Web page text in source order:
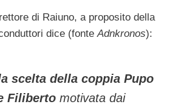
di Raiuno, a proposito della
dice (fonteAdnkronos):
scelta della coppia Pupo
Filiberto motivata dai